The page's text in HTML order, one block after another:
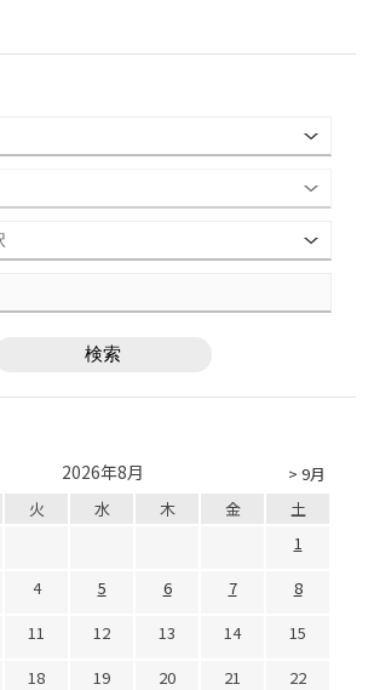
> 9月
2026年8月
火 水 木 金
土
1
4 5 6 7
8
11 12 13 14
15
18 19 20 21
22